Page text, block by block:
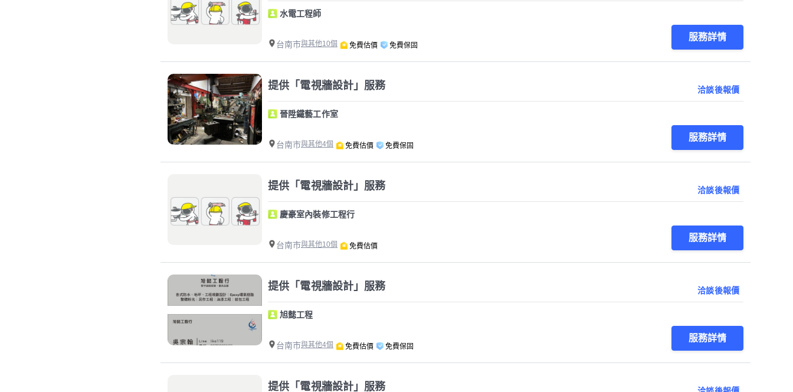
水電工程師
台南市與其他10個 免費估價 免費保固
服務詳情
提供「電視牆設計」服務 洽談後報價
晉陞鐵藝工作室
台南市與其他4個 免費估價 免費保固
服務詳情
提供「電視牆設計」服務 洽談後報價
慶豪室內裝修工程行
台南市與其他10個 免費估價
服務詳情
提供「電視牆設計」服務 洽談後報價
旭懿工程
台南市與其他4個 免費估價 免費保固
服務詳情
提供「電視牆設計」服務